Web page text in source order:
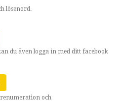
lösenord.
du även logga in med ditt facebook
och